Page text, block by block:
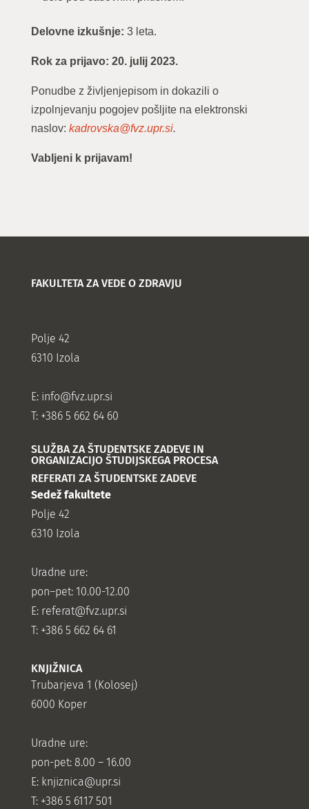
Delovne izkušnje: 3 leta.
Rok za prijavo: 20. julij 2023.
Ponudbe z življenjepisom in dokazili o
izpolnjevanju pogojev pošljite na elektronski
naslov: kadrovska@fvz.upr.si.
Vabljeni k prijavam!
FAKULTETA ZA VEDE O ZDRAVJU
Polje 42
6310 Izola
E: info@fvz.upr.si
T: +386 5 662 64 60
SLUŽBA ZA ŠTUDENTSKE ZADEVE IN
ORGANIZACIJO ŠTUDIJSKEGA PROCESA
REFERATI ZA ŠTUDENTSKE ZADEVE
Sedež fakultete
Polje 42
6310 Izola
Uradne ure:
pon–pet: 10.00-12.00
E: referat@fvz.upr.si
T: +386 5 662 64 61
KNJIŽNICA
Trubarjeva 1 (Kolosej)
6000 Koper
Uradne ure:
pon-pet: 8.00 – 16.00
E: knjiznica@upr.si
T: +386 5 6117 501